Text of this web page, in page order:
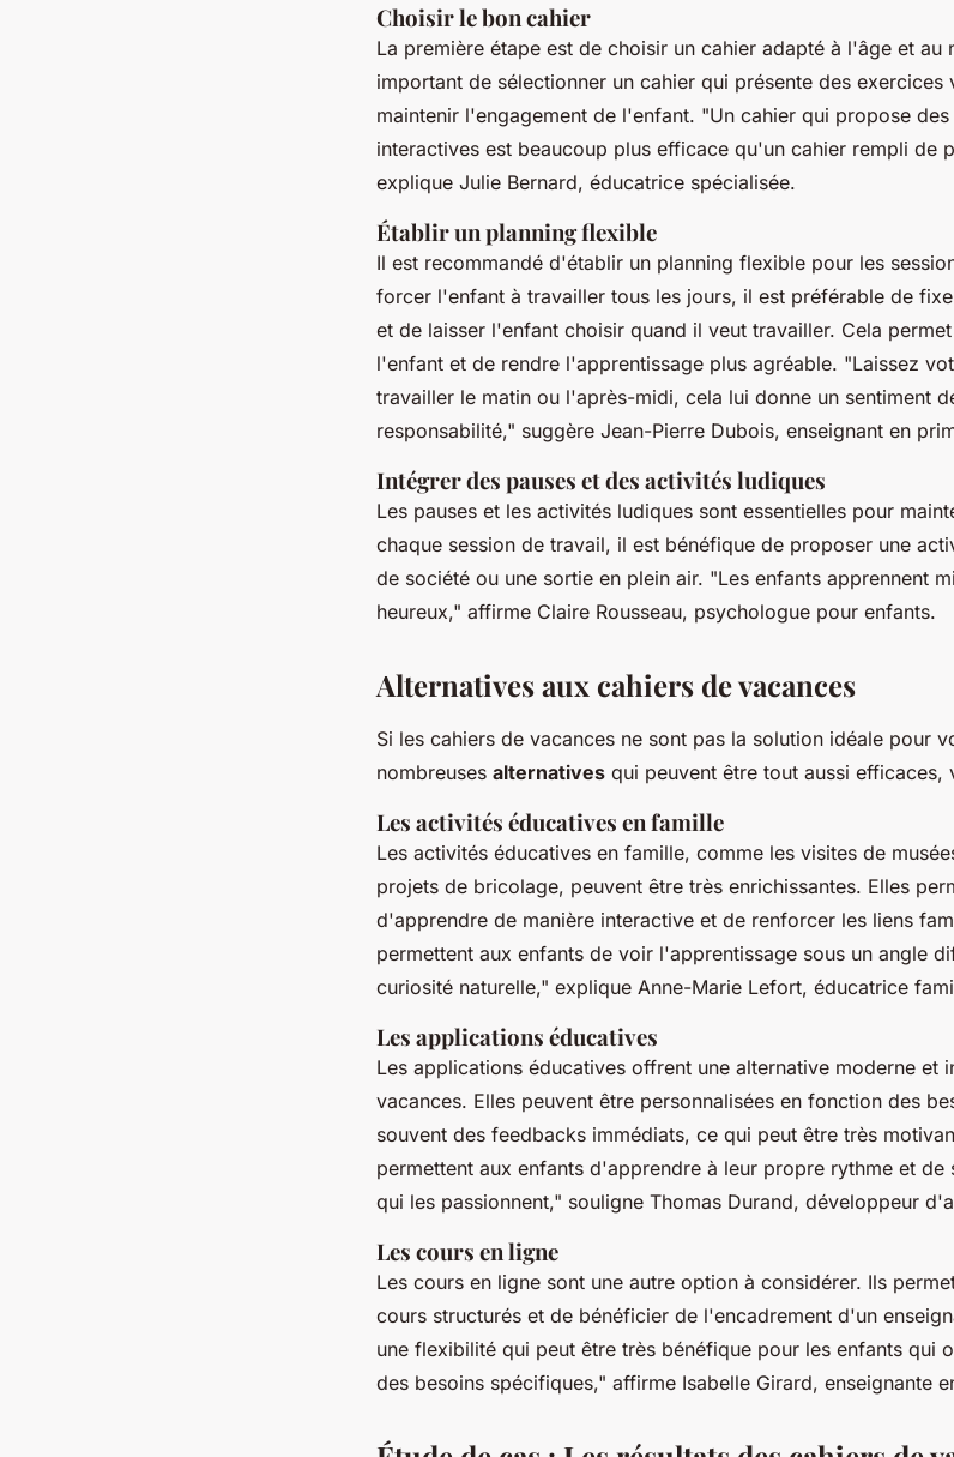
Choisir le bon cahier
La première étape est de choisir un cahier adapté à l'âge et au
important de sélectionner un cahier qui présente des exercices
maintenir l'engagement de l'enfant. "Un cahier qui propose
interactives est beaucoup plus efficace qu'un cahier rempli de
explique Julie Bernard, éducatrice spécialisée.
Établir un planning flexible
Il est recommandé d'établir un planning flexible pour les
forcer l'enfant à travailler tous les jours, il est préférable de
et de laisser l'enfant choisir quand il veut travailler. Cela
l'enfant et de rendre l'apprentissage plus agréable. "Laissez
travailler le matin ou l'après-midi, cela lui donne un sentiment
responsabilité," suggère Jean-Pierre Dubois, enseignant en
Intégrer des pauses et des activités ludiques
Les pauses et les activités ludiques sont essentielles pour
chaque session de travail, il est bénéfique de proposer une
de société ou une sortie en plein air. "Les enfants apprennent
heureux," affirme Claire Rousseau, psychologue pour enfants.
Alternatives aux cahiers de vacances
Si les cahiers de vacances ne sont pas la solution idéale pour
nombreuses alternatives qui peuvent être tout aussi efficaces,
Les activités éducatives en famille
Les activités éducatives en famille, comme les visites de
projets de bricolage, peuvent être très enrichissantes. Elles
d'apprendre de manière interactive et de renforcer les liens
permettent aux enfants de voir l'apprentissage sous un angle
curiosité naturelle," explique Anne-Marie Lefort, éducatrice
Les applications éducatives
Les applications éducatives offrent une alternative moderne et
vacances. Elles peuvent être personnalisées en fonction des
souvent des feedbacks immédiats, ce qui peut être très
permettent aux enfants d'apprendre à leur propre rythme et
qui les passionnent," souligne Thomas Durand, développeur
Les cours en ligne
Les cours en ligne sont une autre option à considérer. Ils
cours structurés et de bénéficier de l'encadrement d'un
une flexibilité qui peut être très bénéfique pour les enfants qui
des besoins spécifiques," affirme Isabelle Girard, enseignante